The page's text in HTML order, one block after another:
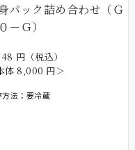
パック詰め合わせ（Ｇ
－Ｇ）
円（税込）
体 8,000 円＞
方法：要冷蔵